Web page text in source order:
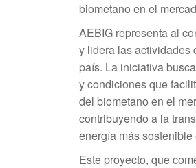
biometano en el
AEBIG representa al
y lidera las actividades
país. La iniciativa
y condiciones que
del biometano en el
contribuyendo a la
energía más sostenible
Este proyecto, que